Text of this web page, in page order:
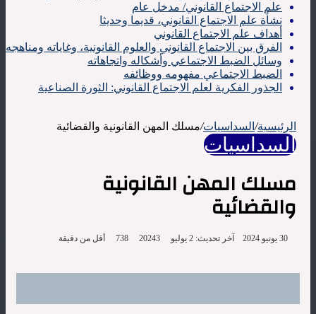
علم الاجتماع القانوني/ مدخل عام
نشأة علم الاجتماع القانوني، قديما وحديثا
أهداف علم الاجتماع القانوني
الفرق بين الاجتماع القانوني والعلوم القانونية، وغاياته ومناهجه
وسائل الضبط الاجتماعي وأشكاله واتجاهاته
الضبط الاجتماعي مفهومه ووظائفه
الجذور الفكرية لعلم الاجتماع القانوني: الثورة الصناعية
الرئيسية/ السداسيات/مسلك المهن القانونية والقضائية
السداسيات
مسلك المهن القانونية
والقضائية
30 يونيو 2024 آخر تحديث: 2 يوليو 2024 3 أقل من دقيقة